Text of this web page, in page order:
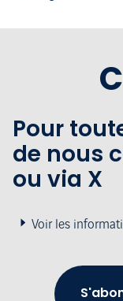
Pour
de nous
ou via X
Voir les